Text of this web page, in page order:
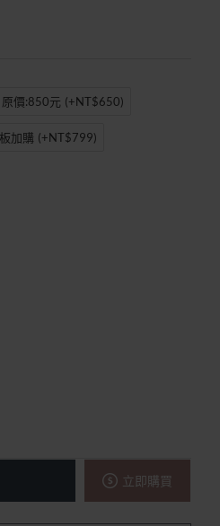
價:850元 (+NT$650)
加購 (+NT$799)
立即購買